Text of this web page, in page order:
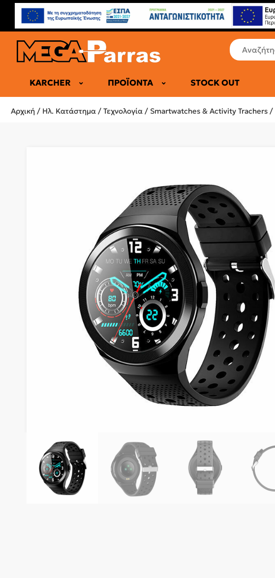
KARCHER ΠΡΟΪΌΝΤΑ
ΕΠΑΓΓΕΛΜΑΤΙΚΆ ΨΥΓΕΊΑ
STOCK OUT
Αρχική / Ηλ. Κατάστημα / Τεχνολογία / Smartwatches & Activity Trachers /